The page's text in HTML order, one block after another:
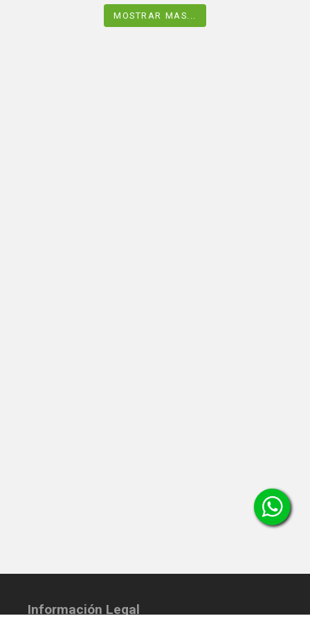
MOSTRAR MAS...
Información Legal